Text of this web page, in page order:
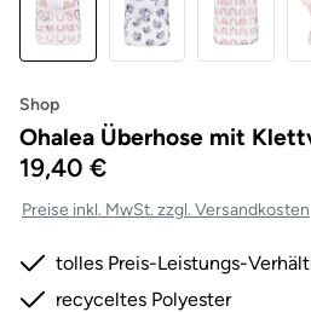
Shop
Ohalea Überhose mit
19,40 €
Preise inkl. MwSt. zzgl. Versandkosten
tolles Preis-Leistungs-
recyceltes Polyester